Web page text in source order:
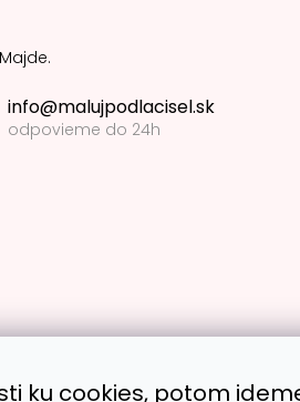
ku cookies, potom
info@malujpodlacisel.sk
odpovieme do 24h